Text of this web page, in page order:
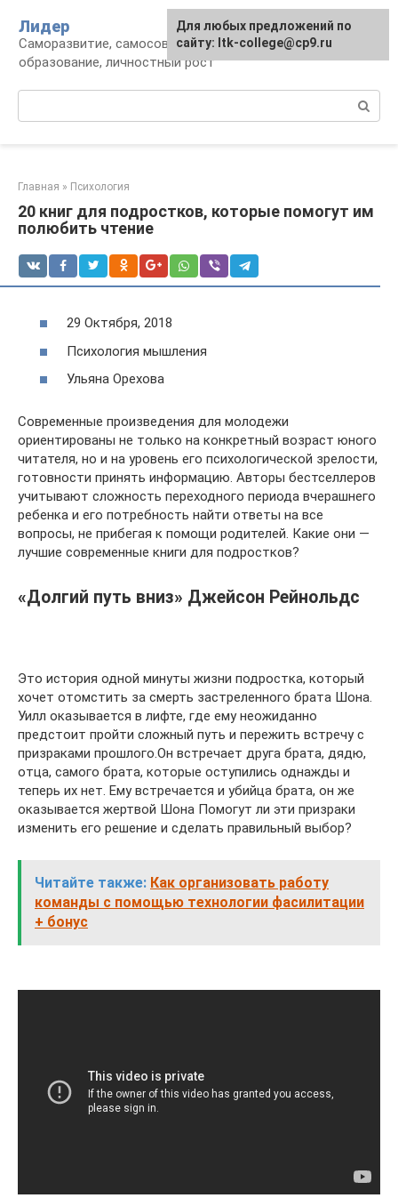
контенту
Лидер
Саморазвитие, самосовершенствование,
образование, личностный рост
Главная » Психология
20 книг для подростков, которые помогут им
полюбить чтение
29 Октября, 2018
Психология мышления
Ульяна Орехова
Современные произведения для молодежи
ориентированы не только на конкретный возраст юного
читателя, но и на уровень его психологической зрелости,
готовности принять информацию. Авторы бестселлеров
учитывают сложность переходного периода вчерашнего
ребенка и его потребность найти ответы на все
вопросы, не прибегая к помощи родителей. Какие они —
лучшие современные книги для подростков?
«Долгий путь вниз» Джейсон Рейнольдс
Это история одной минуты жизни подростка, который
хочет отомстить за смерть застреленного брата Шона.
Уилл оказывается в лифте, где ему неожиданно
предстоит пройти сложный путь и пережить встречу с
призраками прошлого.Он встречает друга брата, дядю,
отца, самого брата, которые оступились однажды и
теперь их нет. Ему встречается и убийца брата, он же
оказывается жертвой Шона Помогут ли эти призраки
изменить его решение и сделать правильный выбор?
Читайте также: Как организовать работу
команды с помощью технологии фасилитации
+ бонус
Для любых предложений по
сайту: ltk-college@cp9.ru